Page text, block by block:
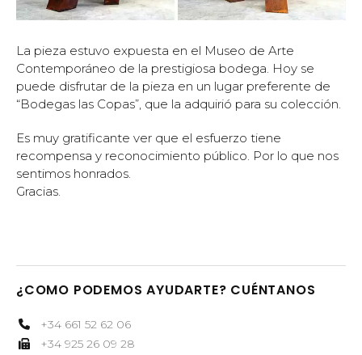
La pieza estuvo expuesta en el Museo de Arte
Contemporáneo de la prestigiosa bodega. Hoy se
puede disfrutar de la pieza en un lugar preferente de
“Bodegas las Copas”, que la adquirió para su colección.
Es muy gratificante ver que el esfuerzo tiene
recompensa y reconocimiento público. Por lo que nos
sentimos honrados.
Gracias.
¿COMO PODEMOS AYUDARTE? CUÉNTANOS
+34 661 52 62 06
+34 925 26 09 28